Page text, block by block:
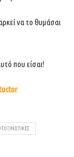
να το θυμάσαι
που είσαι!